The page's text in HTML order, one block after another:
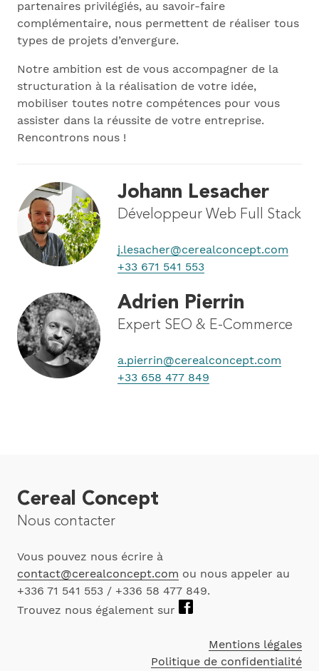
partenaires privilégiés, au savoir-faire
complémentaire, nous permettent de réaliser tous
types de projets d’envergure.
Notre ambition est de vous accompagner de la
structuration à la réalisation de votre idée,
mobiliser toutes notre compétences pour vous
assister dans la réussite de votre entreprise.
Rencontrons nous !
Johann Lesacher
Développeur Web Full Stack
j.lesacher@cerealconcept.com
+33 671 541 553
Adrien Pierrin
Expert SEO & E-Commerce
a.pierrin@cerealconcept.com
+33 658 477 849
Cereal Concept
Nous contacter
Vous pouvez nous écrire à
contact@cerealconcept.com ou nous appeler au
+336 71 541 553 / +336 58 477 849.
Trouvez nous également sur
Mentions légales
Politique de confidentialité